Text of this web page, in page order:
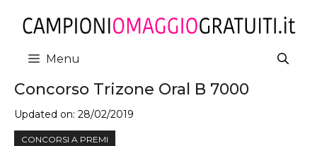
contenuto
Menu
Concorso Trizone Oral B 7000
Updated on: 28/02/2019
CONCORSI A PREMI